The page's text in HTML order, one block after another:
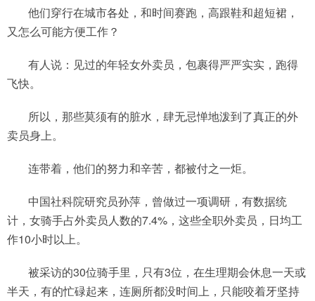
他们穿行在城市各处，和时间赛跑，高跟鞋和超短裙，
又怎么可能方便工作？
有人说：见过的年轻女外卖员，包裹得严严实实，跑得
飞快。
所以，那些莫须有的脏水，肆无忌惮地泼到了真正的外
卖员身上。
连带着，他们的努力和辛苦，都被付之一炬。
中国社科院研究员孙萍，曾做过一项调研，有数据统
计，女骑手占外卖员人数的7.4%，这些全职外卖员，日均工
作10小时以上。
被采访的30位骑手里，只有3位，在生理期会休息一天或
半天，有的忙碌起来，连厕所都没时间上，只能咬着牙坚持